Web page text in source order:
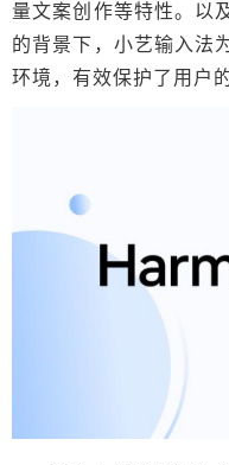
量文案创作等特性。以
的背景下，小艺输入法
环境，有效保护了用户